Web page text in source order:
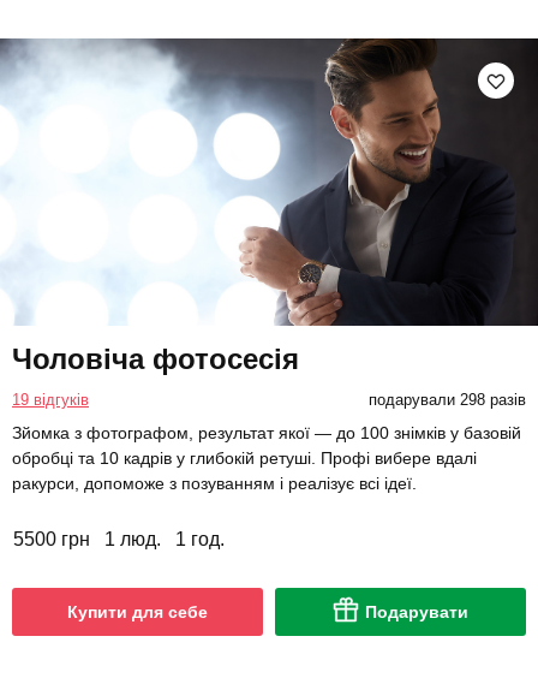
Чоловіча фотосесія
19 відгуків подарували 298 разів
Зйомка з фотографом, результат якої — до 100 знімків у базовій
обробці та 10 кадрів у глибокій ретуші. Профі вибере вдалі
ракурси, допоможе з позуванням і реалізує всі ідеї.
5500 грн 1 люд. 1 год.
Купити для себе Подарувати